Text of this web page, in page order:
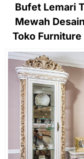
Bufet Lemari
Mewah
Toko